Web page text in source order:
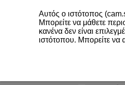
EOS R6 V
Αυτός ο ιστότοπος
Μπορείτε να μάθετε
κανένα δεν είναι
ιστότοπου. Μπορείτε να